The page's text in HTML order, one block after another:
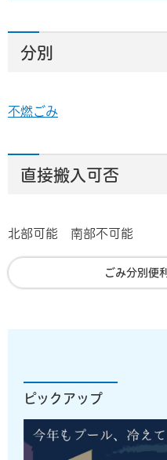
分別
不燃ごみ
直接搬入可否
北部可能 南部不可能
ごみ分別便
ピックアップ